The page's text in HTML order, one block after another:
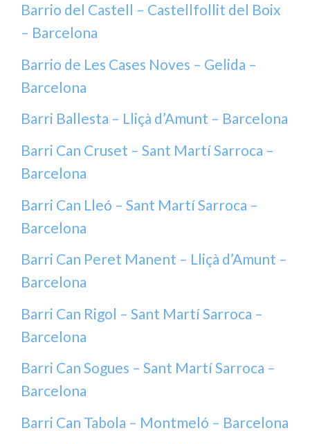
Barrio del Castell – Castellfollit del Boix
– Barcelona
Barrio de Les Cases Noves – Gelida –
Barcelona
Barri Ballesta – Lliçà d’Amunt – Barcelona
Barri Can Cruset – Sant Martí Sarroca –
Barcelona
Barri Can Lleó – Sant Martí Sarroca –
Barcelona
Barri Can Peret Manent – Lliçà d’Amunt –
Barcelona
Barri Can Rigol – Sant Martí Sarroca –
Barcelona
Barri Can Sogues – Sant Martí Sarroca –
Barcelona
Barri Can Tabola – Montmeló – Barcelona